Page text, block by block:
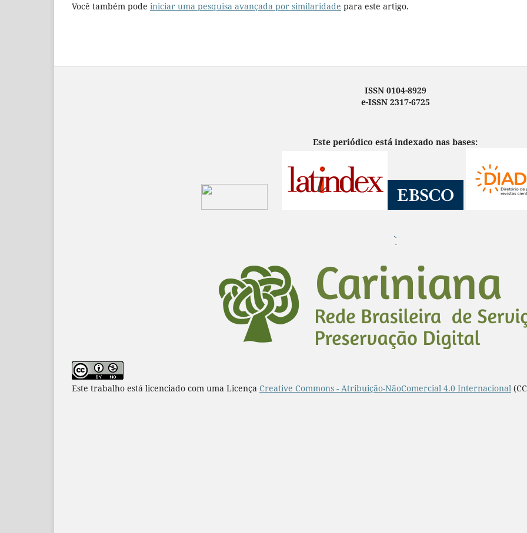
Você também pode iniciar uma pesquisa avançada por similaridade para este artigo.
ISSN 0104-8929
e-ISSN 2317-6725
Este periódico está indexado nas bases:
¨
Este trabalho está licenciado com uma Licença Creative Commons - Atribuição-NãoComercial 4.0 Internacional